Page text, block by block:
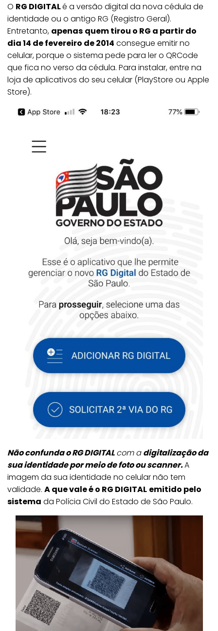
O RG DIGITALé a versão digital da nova cédula de
identidade ou o antigo RG (Registro Geral).
Entretanto, apenas quem tirou o RG a partir do
dia 14 de fevereiro de 2014 consegue emitir no
celular, porque o sistema pede para ler o QRCode
que fica no verso da cédula. Para instalar, entre na
loja de aplicativos do seu celular (PlayStore ou Apple
Store).
Não confunda o RG DIGITALcom adigitalização da
sua identidadepor meio de foto ou scanner.A
imagem da sua identidade no celular não tem
validade. A que vale é o RG DIGITAL emitido pelo
sistema da Polícia Civil do Estado de São Paulo.